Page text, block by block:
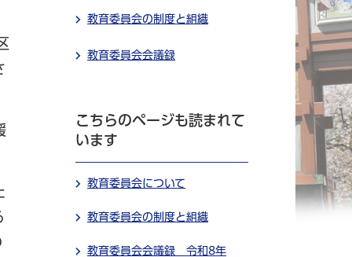
教育委員会の制度と組織
教育委員会会議録
こちらのページも読まれて
います
教育委員会について
教育委員会の制度と組織
教育委員会会議録 令和8年